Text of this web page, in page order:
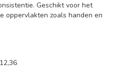
Geschikt voor het
oppervlakten zoals handen en